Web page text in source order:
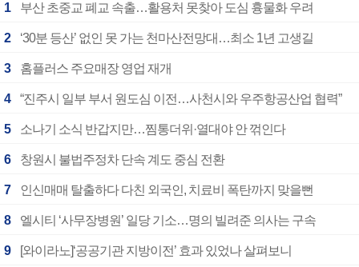
1 부산 초중교 폐교 속출…활용처 못찾아 도심 흉물화 우려
2 ‘30분 등산’ 없인 못 가는 천마산전망대…최소 1년 고생길
3 홈플러스 주요매장 영업 재개
4 “진주시 일부 부서 원도심 이전…사천시와 우주항공산업 협력”
5 소나기 소식 반갑지만…찜통더위·열대야 안 꺾인다
6 창원시 불법주정차 단속 계도 중심 전환
7 인신매매 탈출하다 다친 외국인, 치료비 폭탄까지 맞을뻔
8 엘시티 ‘사무장병원’ 일당 기소…명의 빌려준 의사는 구속
9 [와이라노]‘공공기관 지방이전’ 효과 있었나 살펴보니